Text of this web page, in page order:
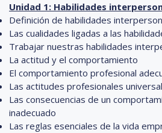
Unidad 1: Habilidades
Definición de habilidades
Las cualidades ligadas a las
Trabajar nuestras habilidades
La actitud y el comportamiento
El comportamiento profesional
Las actitudes profesionales
Las consecuencias de un
inadecuado
Las reglas esenciales de la vida